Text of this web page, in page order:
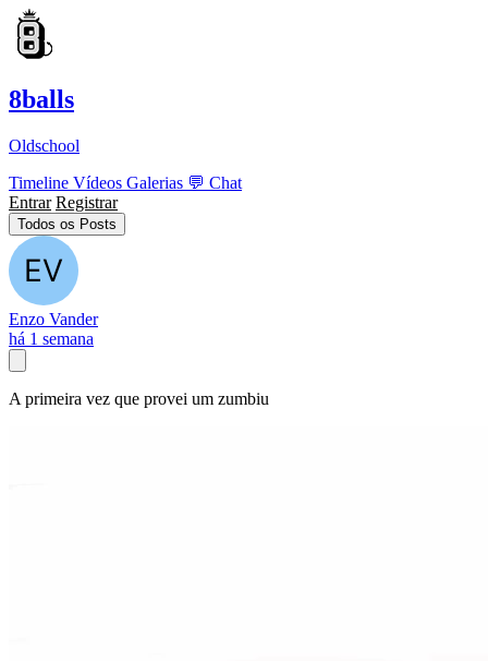
8balls
Oldschool
Timeline Vídeos Galerias 💬 Chat
Entrar Registrar
Todos os Posts
Enzo Vander
há 1 semana
A primeira vez que provei um zumbiu